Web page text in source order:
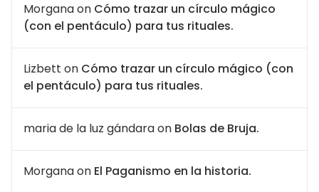
Morganaon Cómo trazar un círculo mágico
(con el pentáculo) para tus rituales.
Lizbett on Cómo trazar un círculo mágico (con
el pentáculo) para tus rituales.
maria de la luz gándaraon Bolas de Bruja.
Morganaon El Paganismo en la historia.